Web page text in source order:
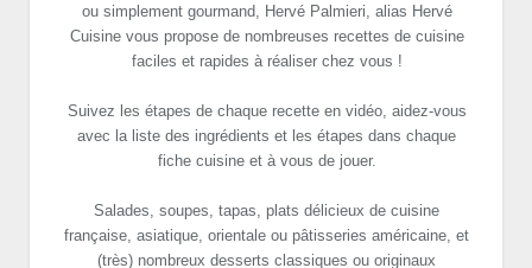
ou simplement gourmand, Hervé Palmieri, alias Hervé
Cuisine vous propose de nombreuses recettes de cuisine
faciles et rapides à réaliser chez vous !
Suivez les étapes de chaque recette en vidéo, aidez-vous
avec la liste des ingrédients et les étapes dans chaque
fiche cuisine et à vous de jouer.
Salades, soupes, tapas, plats délicieux de cuisine
française, asiatique, orientale ou pâtisseries américaine, et
(très) nombreux desserts classiques ou originaux